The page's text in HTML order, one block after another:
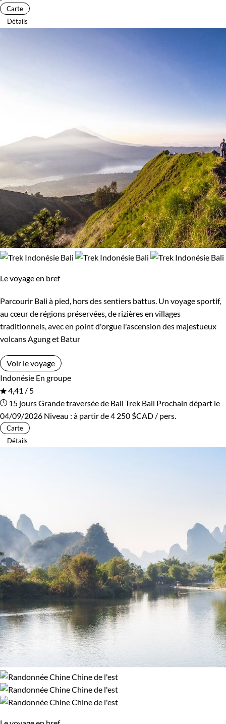
Carte
Détails
Le voyage en bref
Parcourir Bali à pied, hors des sentiers battus. Un voyage sportif,
au cœur de régions préservées, de rizières en villages
traditionnels, avec en point d'orgue l'ascension des majestueux
volcans Agung et Batur
Voir le voyage
Indonésie En groupe
4,41 / 5
15 joursGrande traversée de Bali Trek Bali Prochain départ le
04/09/2026 Niveau : à partir de4 250 $CAD / pers.
Carte
Détails